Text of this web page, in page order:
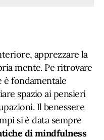
apprezzare la
mente. Pe ritrovare
è fondamentale
spazio ai pensieri
Il benessere
si è data sempre
di mindfulness